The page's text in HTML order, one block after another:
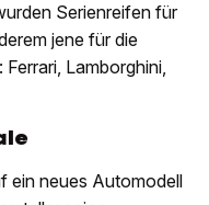
Serienreifen für
jene für die
Lamborghini,
ein neues Automodell